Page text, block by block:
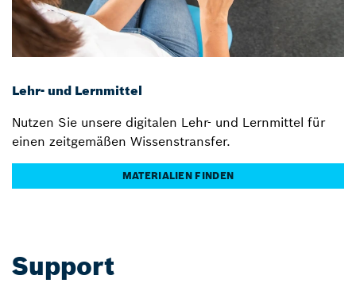
Lehr- und Lernmittel
Nutzen Sie unsere digitalen Lehr- und Lernmittel für
einen zeitgemäßen Wissenstransfer.
MATERIALIEN FINDEN
Support